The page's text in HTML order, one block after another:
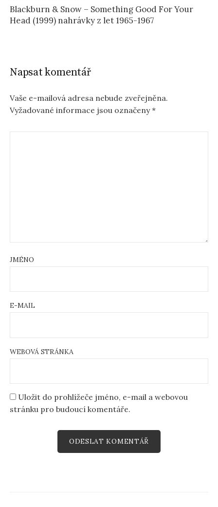
Blackburn & Snow – Something Good For Your
Head (1999) nahrávky z let 1965-1967
Napsat komentář
Vaše e-mailová adresa nebude zveřejněna.
Vyžadované informace jsou označeny*
JMÉNO
E-MAIL
WEBOVÁ STRÁNKA
Uložit do prohlížeče jméno, e-mail a webovou
stránku pro budoucí komentáře.